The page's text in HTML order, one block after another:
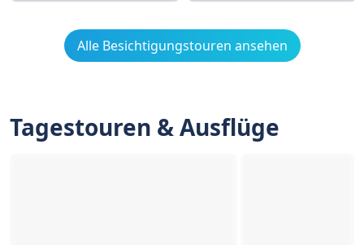
Alle Besichtigungstouren ansehen
Tagestouren & Ausflüge